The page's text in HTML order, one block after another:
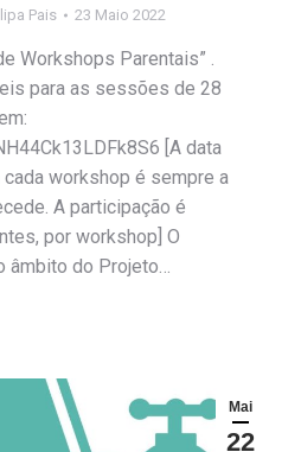
Pais 23 Maio 2022
Workshops Parentais” .
para as sessões de 28
[A data
workshop é sempre a
A participação é
por workshop] O
âmbito do Projeto…
Mai
22